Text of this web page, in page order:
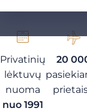
Privatinių
lėktuvų
nuoma
nuo 1991
20